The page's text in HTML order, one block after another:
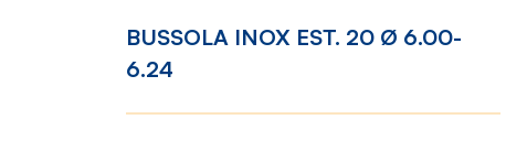
Manifesto
Report
BUSSOLA INOX EST. 20 Ø 6.00-
6.24